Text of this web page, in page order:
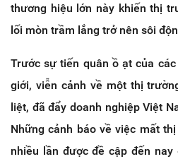
thương hiệu lớn này khiến thị
lối mòn trầm lắng trở nên sôi
Trước sự tiến quân ồ ạt của
giới, viễn cảnh về một thị
liệt, đã đẩy doanh nghiệp Việt
Những cảnh báo về việc mất
nhiều lần được đề cập đến